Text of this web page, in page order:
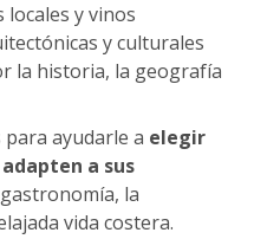
locales y vinos
y culturales
la historia, la geografía
para ayudarle a elegir
a sus
la
vida costera.